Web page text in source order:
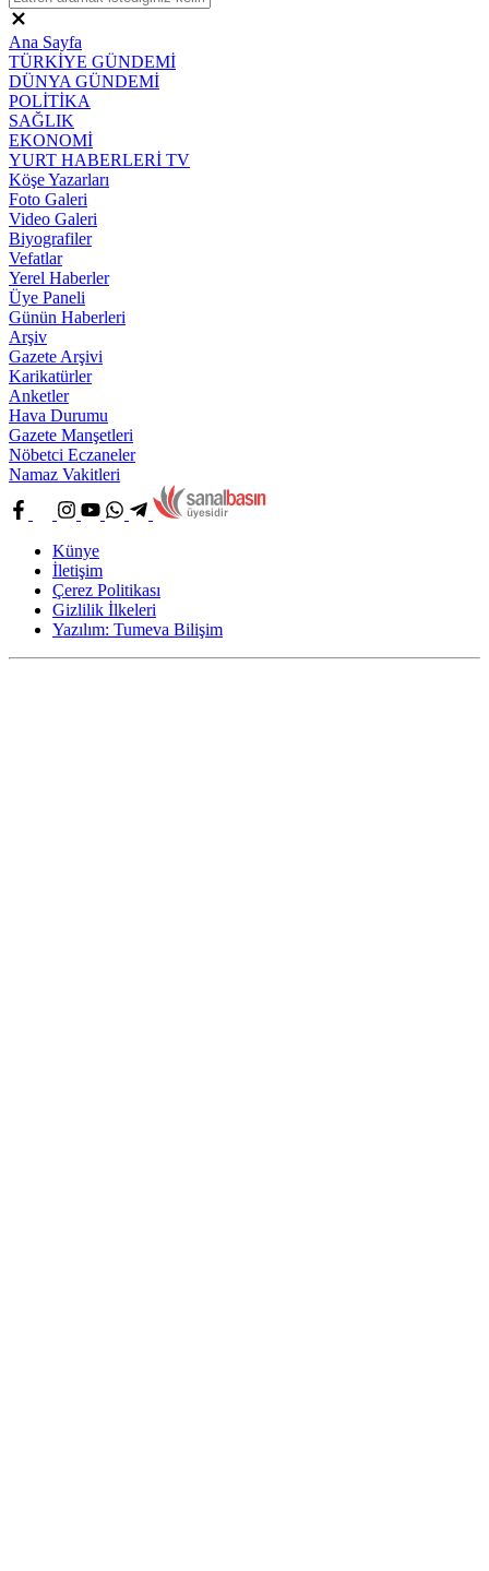
Ana Sayfa
TÜRKİYE GÜNDEMİ
DÜNYA GÜNDEMİ
POLİTİKA
SAĞLIK
EKONOMİ
YURT HABERLERİ TV
Köşe Yazarları
Foto Galeri
Video Galeri
Biyografiler
Vefatlar
Yerel Haberler
Üye Paneli
Günün Haberleri
Arşiv
Gazete Arşivi
Karikatürler
Anketler
Hava Durumu
Gazete Manşetleri
Nöbetci Eczaneler
Namaz Vakitleri
Künye
İletişim
Çerez Politikası
Gizlilik İlkeleri
Yazılım: Tumeva Bilişim